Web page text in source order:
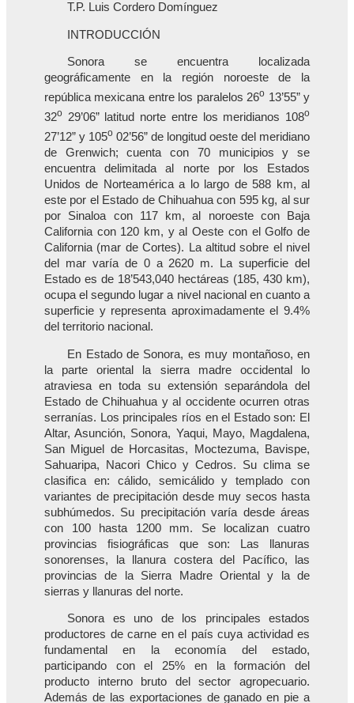
T.P. Luis Cordero Domínguez
INTRODUCCIÓN
Sonora se encuentra localizada
geográficamente en la región noroeste de la
república mexicana entre los paralelos 26o 13’55” y
32o 29’06” latitud norte entre los meridianos 108o
27’12” y 105o 02’56” de longitud oeste del meridiano
de Grenwich; cuenta con 70 municipios y se
encuentra delimitada al norte por los Estados
Unidos de Norteamérica a lo largo de 588 km, al
este por el Estado de Chihuahua con 595 kg, al sur
por Sinaloa con 117 km, al noroeste con Baja
California con 120 km, y al Oeste con el Golfo de
California (mar de Cortes). La altitud sobre el nivel
del mar varía de 0 a 2620 m. La superficie del
Estado es de 18’543,040 hectáreas (185, 430 km),
ocupa el segundo lugar a nivel nacional en cuanto a
superficie y representa aproximadamente el 9.4%
del territorio nacional.
En Estado de Sonora, es muy montañoso, en
la parte oriental la sierra madre occidental lo
atraviesa en toda su extensión separándola del
Estado de Chihuahua y al occidente ocurren otras
serranías. Los principales ríos en el Estado son: El
Altar, Asunción, Sonora, Yaqui, Mayo, Magdalena,
San Miguel de Horcasitas, Moctezuma, Bavispe,
Sahuaripa, Nacori Chico y Cedros. Su clima se
clasifica en: cálido, semicálido y templado con
variantes de precipitación desde muy secos hasta
subhúmedos. Su precipitación varía desde áreas
con 100 hasta 1200 mm. Se localizan cuatro
provincias fisiográficas que son: Las llanuras
sonorenses, la llanura costera del Pacífico, las
provincias de la Sierra Madre Oriental y la de
sierras y llanuras del norte.
Sonora es uno de los principales estados
productores de carne en el país cuya actividad es
fundamental en la economía del estado,
participando con el 25% en la formación del
producto interno bruto del sector agropecuario.
Además de las exportaciones de ganado en pie a